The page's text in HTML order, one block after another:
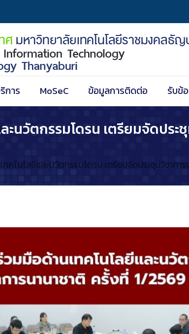
การ MoSeC ข้อมูลการติดต่อ รับข้
นวัตกรรมโดรน เตรียมจัดประ
โนโลยีและนวัตกรรมโดรน เตรียมจัดประชุมวิชาการ